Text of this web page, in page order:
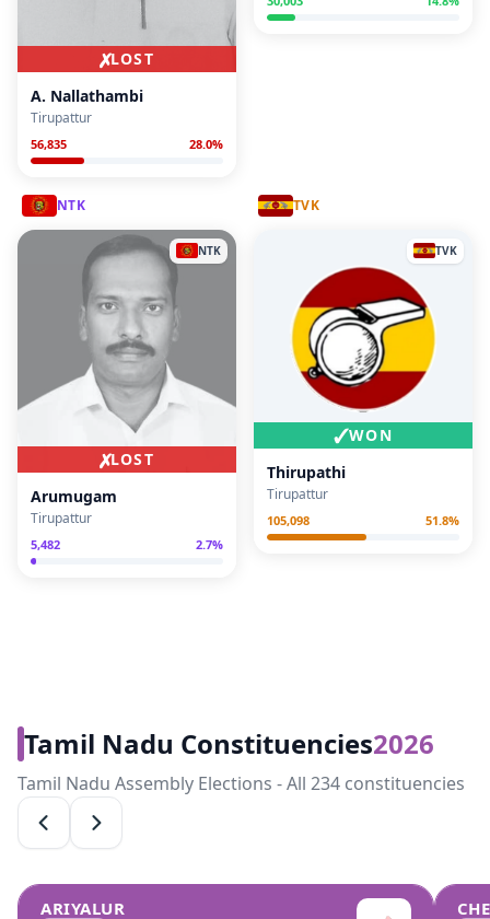
✗LOST
A. Nallathambi
Tirupattur
56,835 28.0%
NTK
✗LOST
NTK
Arumugam
Tirupattur
5,482 2.7%
TVK
✓WON
TVK
Thirupathi
Tirupattur
105,098 51.8%
Tamil Nadu Constituencies2026
Tamil Nadu Assembly Elections - All 234 constituencies
ARIYALUR